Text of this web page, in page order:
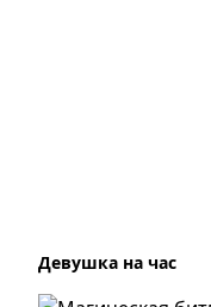
Девушка на час